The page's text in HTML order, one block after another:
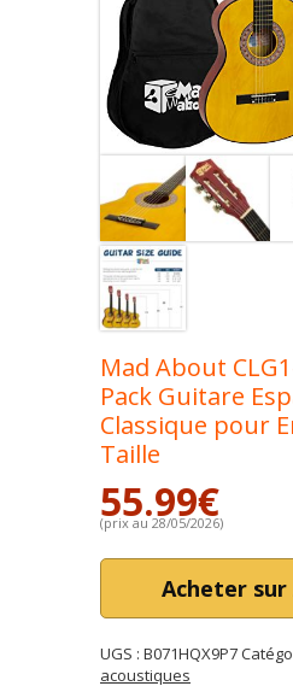
Mad About
Pack Guitare
Classique pour
Taille
55.99€
(prix au 28/05/2026)
Acheter sur
UGS : B071HQX9P7
acoustiques